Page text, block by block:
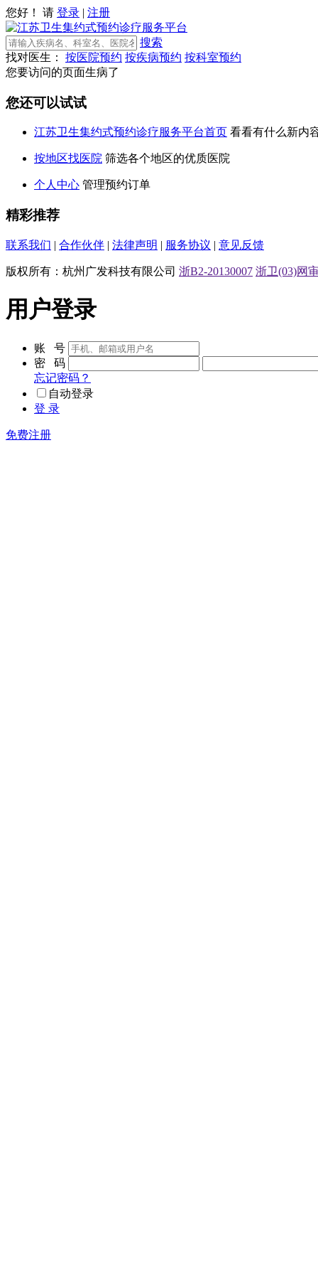
您好！ 请 登录 | 注册
搜索
找对医生：
按医院预约 按疾病预约 按科室预约
您要访问的页面生病了
您还可以试试
江苏卫生集约式预约诊疗服务平台首页 看看有什么新内
按地区找医院 筛选各个地区的优质医院
个人中心 管理预约订单
精彩推荐
联系我们 | 合作伙伴 | 法律声明 | 服务协议 | 意见反馈
版权所有：杭州广发科技有限公司 浙B2-20130007 浙卫(03)网
用户登录
账 号
密 码
忘记密码？
自动登录
登 录
免费注册